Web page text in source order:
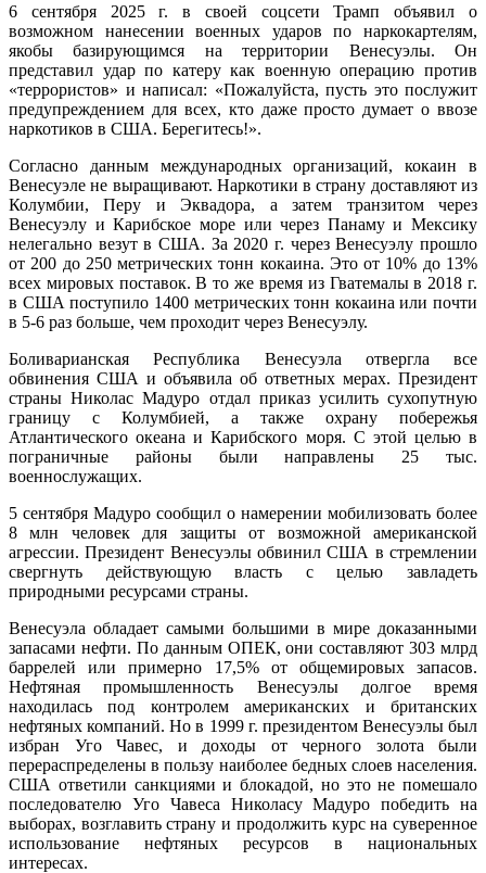
6 сентября 2025 г. в своей соцсети Трамп объявил о
возможном нанесении военных ударов по наркокартелям,
якобы базирующимся на территории Венесуэлы. Он
представил удар по катеру как военную операцию против
«террористов» и написал: «Пожалуйста, пусть это послужит
предупреждением для всех, кто даже просто думает о ввозе
наркотиков в США. Берегитесь!».
Согласно данным международных организаций, кокаин в
Венесуэле не выращивают. Наркотики в страну доставляют из
Колумбии, Перу и Эквадора, а затем транзитом через
Венесуэлу и Карибское море или через Панаму и Мексику
нелегально везут в США. За 2020 г. через Венесуэлу прошло
от 200 до 250 метрических тонн кокаина. Это от 10% до 13%
всех мировых поставок. В то же время из Гватемалы в 2018 г.
в США поступило 1400 метрических тонн кокаина или почти
в 5-6 раз больше, чем проходит через Венесуэлу.
Боливарианская Республика Венесуэла отвергла все
обвинения США и объявила об ответных мерах. Президент
страны Николас Мадуро отдал приказ усилить сухопутную
границу с Колумбией, а также охрану побережья
Атлантического океана и Карибского моря. С этой целью в
пограничные районы были направлены 25 тыс.
военнослужащих.
5 сентября Мадуро сообщил о намерении мобилизовать более
8 млн человек для защиты от возможной американской
агрессии. Президент Венесуэлы обвинил США в стремлении
свергнуть действующую власть с целью завладеть
природными ресурсами страны.
Венесуэла обладает самыми большими в мире доказанными
запасами нефти. По данным ОПЕК, они составляют 303 млрд
баррелей или примерно 17,5% от общемировых запасов.
Нефтяная промышленность Венесуэлы долгое время
находилась под контролем американских и британских
нефтяных компаний. Но в 1999 г. президентом Венесуэлы был
избран Уго Чавес, и доходы от черного золота были
перераспределены в пользу наиболее бедных слоев населения.
США ответили санкциями и блокадой, но это не помешало
последователю Уго Чавеса Николасу Мадуро победить на
выборах, возглавить страну и продолжить курс на суверенное
использование нефтяных ресурсов в национальных
интересах.